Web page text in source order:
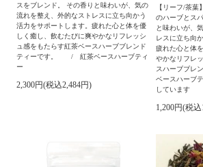
スをブレンド。 その香りと味わいが、気の
流れを整え、外的なストレスに立ち向かう
活力をサポートします。疲れた心と体を優
しく癒し、飲むたびに爽やかなリフレッシ
ュ感をもたらす紅茶ベースハーブブレンド
ティーです。 / 紅茶ベースハーブティ
ー
2,300円(税込2,484円)
【リーフ/茶葉
のハーブとス
と味わいが、
レスに立ち向
疲れた心と体
やかなリフレ
スハーブブ
ベースハーブ
しています
1,200円(税